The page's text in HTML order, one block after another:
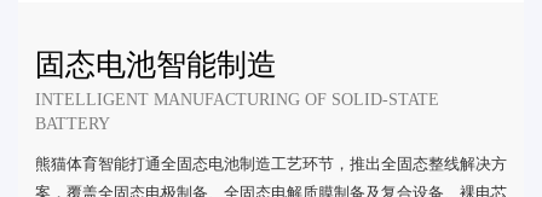
固态电池智能制造
INTELLIGENT MANUFACTURING OF SOLID-STATE
BATTERY
熊猫体育智能打通全固态电池制造工艺环节，推出全固态整线解决方
案，覆盖全固态电极制备、全固态电解质膜制备及复合设备、裸电芯